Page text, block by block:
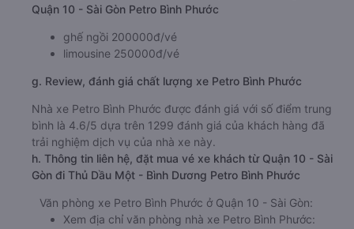
Quận 10 - Sài Gòn Petro Bình Phước
ghế ngồi 200000đ/vé
limousine 250000đ/vé
g. Review, đánh giá chất lượng xe Petro Bình Phước
Nhà xe Petro Bình Phước được đánh giá với số điểm trung
bình là 4.6/5 dựa trên 1299 đánh giá của khách hàng đã
trải nghiệm dịch vụ của nhà xe này.
h. Thông tin liên hệ, đặt mua vé xe khách từ Quận 10 - Sài
Gòn đi Thủ Dầu Một - Bình Dương Petro Bình Phước
Văn phòng xe Petro Bình Phước ở Quận 10 - Sài Gòn:
Xem địa chỉ văn phòng nhà xe Petro Bình Phước: